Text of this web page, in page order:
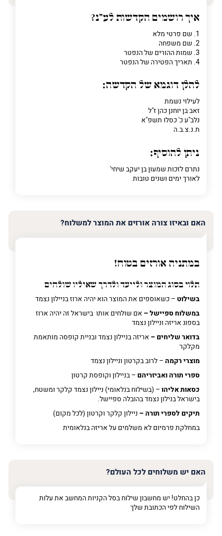
איך רושמים הקדשות לע"נ?
1. שם פרטי מלא
2. שם משפחה
3. שמות ההורים של הנפטר
4. תאריך הפטירה של הנפטר
להלן דוגמא של הקדשה:
לעילוי נשמת
זאב בן יוחנן כהן ז"ל
נלב"ע כ' כסלו תשפ"א
ת.נ.צ.ב.ה
ניתן להוסיף:
נתרם לזכות שמעון בן יעקב שיחי'
לאורך ימים ושנים טובות
האם ובאיזו צורה אורזים את המוצר למשלוח?
במתניה אורזים בטוח!
תלוי בסוג המוצר ולייעד ולדרך שאיליו שולחים
בשילוט – כשאוספים את המוצר הוא יהיה ארוז בניילון נצמד
במשלוח ספיישל – אם שולחים אותו בישראל זה יהיה ארוז
בספוג אריזה וניילון נצמד
בדואר שליחים – אריזה בניילון נצמד ובניית קופסה מותאמת
מקלקר
מוצרי רקמה – לרוב בקרטון וניילון נצמד
ספרי תורה ואביזריהם – בניילון וקופסת קרטון
כסאות אליהו– (בשילוח בנלאומי) ניילון נצמד קלקר ומשטח,
בישראל בנילון נצמד בהובלה ספיישל.
תיקים לספרי תורה – ניילון קלקר וקרטון (לכל מקום)
במחלקת פרמיוםלא משלמים על אריזה בנלאומית
האם יש משלוחים לכל העולם?
כן בהחלט! יש מחשבון שילוח בסל הקניות המחשב את עלות
השילוח לפי הכתובת שלך